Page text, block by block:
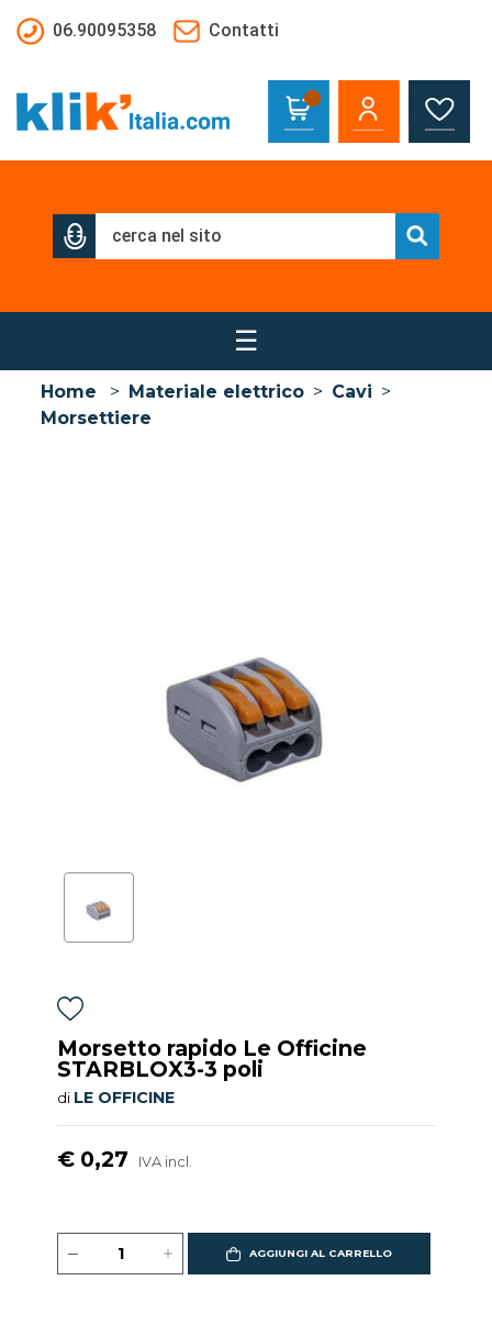
06.90095358
Contatti
☰
Home > Materiale elettrico > Cavi >
Morsettiere
Morsetto rapido Le Officine
STARBLOX3-3 poli
di LE OFFICINE
€ 0,27 IVA incl.
AGGIUNGI AL CARRELLO